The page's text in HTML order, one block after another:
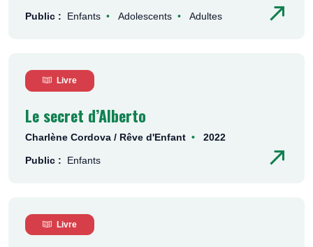
Public : Enfants Adolescents Adultes
Livre
Le secret d’Alberto
Charlène Cordova / Rêve d'Enfant 2022
Public : Enfants
Livre